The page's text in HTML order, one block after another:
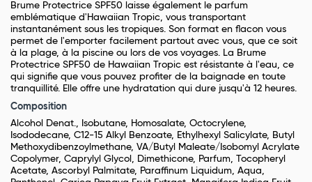
Brume Protectrice SPF50 laisse également le parfum
emblématique d'Hawaiian Tropic, vous transportant
instantanément sous les tropiques. Son format en flacon vous
permet de l'emporter facilement partout avec vous, que ce soit
à la plage, à la piscine ou lors de vos voyages. La Brume
Protectrice SPF50 de Hawaiian Tropic est résistante à l'eau, ce
qui signifie que vous pouvez profiter de la baignade en toute
tranquillité. Elle offre une hydratation qui dure jusqu'à 12 heures.
Composition
Alcohol Denat., Isobutane, Homosalate, Octocrylene,
Isododecane, C12-15 Alkyl Benzoate, Ethylhexyl Salicylate, Butyl
Methoxydibenzoylmethane, VA/Butyl Maleate/Isobomyl Acrylate
Copolymer, Caprylyl Glycol, Dimethicone, Parfum, Tocopheryl
Acetate, Ascorbyl Palmitate, Paraffinum Liquidum, Aqua,